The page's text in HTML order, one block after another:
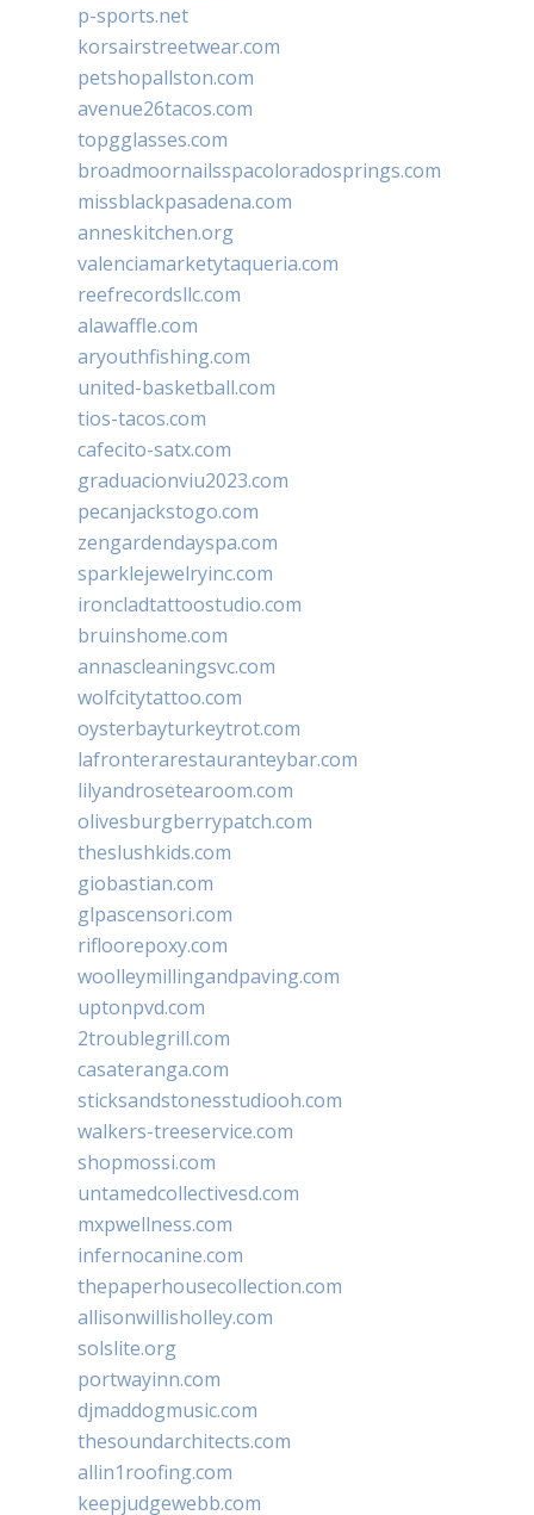
p-sports.net
korsairstreetwear.com
petshopallston.com
avenue26tacos.com
topgglasses.com
broadmoornailsspacoloradosprings.com
missblackpasadena.com
anneskitchen.org
valenciamarketytaqueria.com
reefrecordsllc.com
alawaffle.com
aryouthfishing.com
united-basketball.com
tios-tacos.com
cafecito-satx.com
graduacionviu2023.com
pecanjackstogo.com
zengardendayspa.com
sparklejewelryinc.com
ironcladtattoostudio.com
bruinshome.com
annascleaningsvc.com
wolfcitytattoo.com
oysterbayturkeytrot.com
lafronterarestauranteybar.com
lilyandrosetearoom.com
olivesburgberrypatch.com
theslushkids.com
giobastian.com
glpascensori.com
rifloorepoxy.com
woolleymillingandpaving.com
uptonpvd.com
2troublegrill.com
casateranga.com
sticksandstonesstudiooh.com
walkers-treeservice.com
shopmossi.com
untamedcollectivesd.com
mxpwellness.com
infernocanine.com
thepaperhousecollection.com
allisonwillisholley.com
solslite.org
portwayinn.com
djmaddogmusic.com
thesoundarchitects.com
allin1roofing.com
keepjudgewebb.com